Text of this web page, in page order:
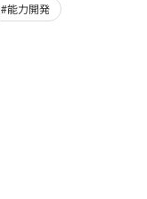
#能力開発